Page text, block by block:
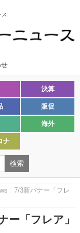
せ
決算
販促
海外
ナ
｜7/3新バナー「フレ
ー「フレア」